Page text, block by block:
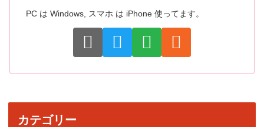
PC は Windows, スマホ は iPhone 使ってます。
カテゴリー